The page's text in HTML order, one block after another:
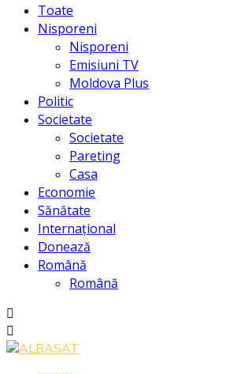
Toate
Nisporeni
Nisporeni
Emisiuni TV
Moldova Plus
Politic
Societate
Societate
Pareting
Casa
Economie
Sănătate
Internațional
Donează
Română
Română